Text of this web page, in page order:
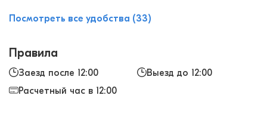
Посмотреть все удобства (33)
Правила
Заезд после 12:00
Выезд до 12:00
Расчетный час в 12:00